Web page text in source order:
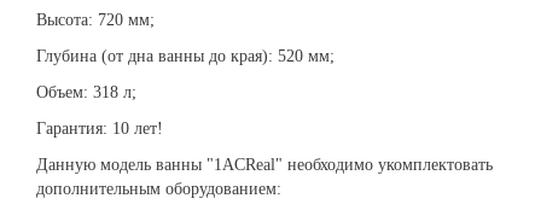
Высота: 720 мм;
Глубина (от дна ванны до края): 520 мм;
Объем: 318 л;
Гарантия: 10 лет!
Данную модель ванны "1ACReal" необходимо укомплектовать
дополнительным оборудованием: